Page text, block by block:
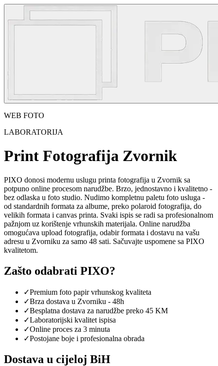
WEB FOTO
LABORATORIJA
Print Fotografija Zvornik
PIXO donosi modernu uslugu printa fotografija u Zvornik sa
potpuno online procesom narudžbe. Brzo, jednostavno i kvalitetno -
bez odlaska u foto studio. Nudimo kompletnu paletu foto usluga -
od standardnih formata za albume, preko polaroid fotografija, do
velikih formata i canvas printa. Svaki ispis se radi sa profesionalnom
pažnjom uz korištenje vrhunskih materijala. Online narudžba
omogućava upload fotografija, odabir formata i dostavu na vašu
adresu u Zvorniku za samo 48 sati. Sačuvajte uspomene sa PIXO
kvalitetom.
Zašto odabrati PIXO?
✓Premium foto papir vrhunskog kvaliteta
✓Brza dostava u Zvorniku - 48h
✓Besplatna dostava za narudžbe preko 45 KM
✓Laboratorijski kvalitet ispisa
✓Online proces za 3 minuta
✓Postojane boje i profesionalna obrada
Dostava u cijeloj BiH